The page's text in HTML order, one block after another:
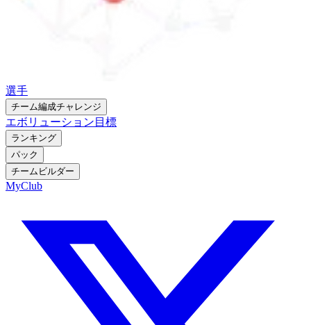
選手
チーム編成チャレンジ
エボリューション 目標
ランキング
パック
チームビルダー
MyClub